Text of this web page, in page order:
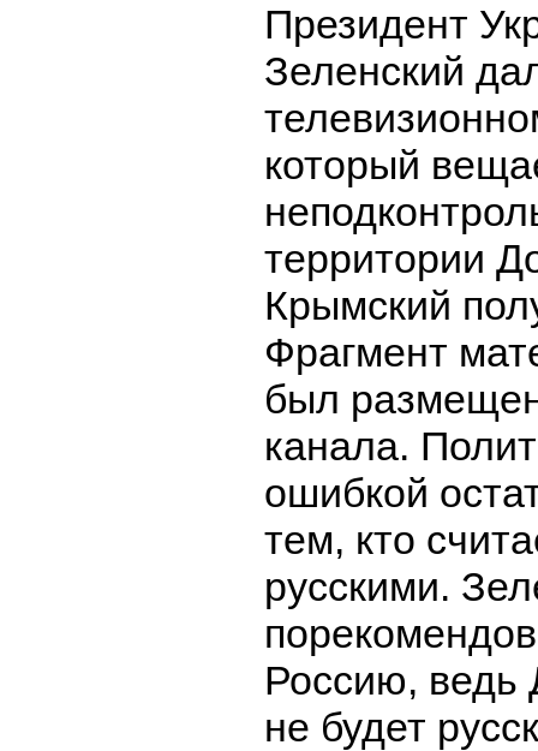
Президент
Зеленский
который
территории
Крымский
Фрагмент
был
канала.
ошибкой
тем, кто
русскими.
Россию, ведь
не будет